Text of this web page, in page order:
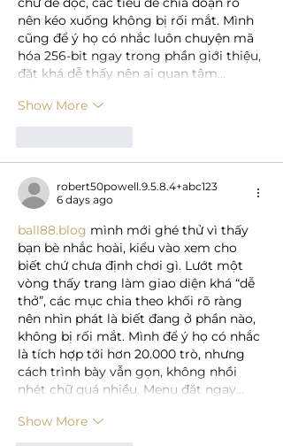
nên kéo xuống không bị rối mắt. Mình
cũng để ý họ có nhắc luôn chuyện mã
hóa 256-bit ngay trong phần giới thiệu,
đặt khá dễ thấy nên ai quan tâm…
Show More
robert50powell.9.5.8.4+abc123
6 days ago
ball88.blog mình mới ghé thử vì thấy
bạn bè nhắc hoài, kiểu vào xem cho
biết chứ chưa định chơi gì. Lướt một
vòng thấy trang làm giao diện khá “dễ
thở”, các mục chia theo khối rõ ràng
nên nhìn phát là biết đang ở phần nào,
không bị rối mắt. Mình để ý họ có nhắc
là tích hợp tới hơn 20.000 trò, nhưng
cách trình bày vẫn gọn, không nhồi
nhét chữ quá nhiều. Menu đặt ngay…
Show More